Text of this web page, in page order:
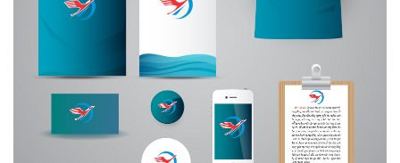
Học Photoshop tại Thái Hà